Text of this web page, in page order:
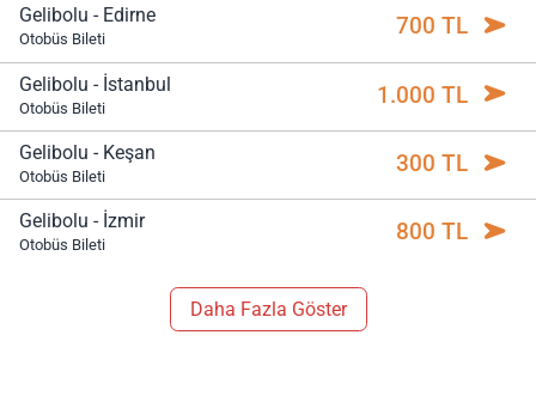
Gelibolu - Edirne
Otobüs Bileti 700 TL
Gelibolu - İstanbul
Otobüs Bileti 1.000 TL
Gelibolu - Keşan
Otobüs Bileti 300 TL
Gelibolu - İzmir
Otobüs Bileti 800 TL
Daha Fazla Göster